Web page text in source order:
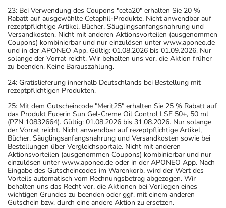
23: Bei Verwendung des Coupons "ceta20" erhalten Sie 20 %
Rabatt auf ausgewählte Cetaphil-Produkte. Nicht anwendbar auf
rezeptpflichtige Artikel, Bücher, Säuglingsanfangsnahrung und
Versandkosten. Nicht mit anderen Aktionsvorteilen (ausgenommen
Coupons) kombinierbar und nur einzulösen unter www.aponeo.de
und in der APONEO App. Gültig: 01.08.2026 bis 01.09.2026. Nur
solange der Vorrat reicht. Wir behalten uns vor, die Aktion früher
zu beenden. Keine Barauszahlung.
24: Gratislieferung innerhalb Deutschlands bei Bestellung mit
rezeptpflichtigen Produkten.
25: Mit dem Gutscheincode "Merit25" erhalten Sie 25 % Rabatt auf
das Produkt Eucerin Sun Gel-Creme Oil Control LSF 50+, 50 ml
(PZN 10832664). Gültig: 01.08.2026 bis 31.08.2026. Nur solange
der Vorrat reicht. Nicht anwendbar auf rezeptpflichtige Artikel,
Bücher, Säuglingsanfangsnahrung und Versandkosten sowie bei
Bestellungen über Vergleichsportale. Nicht mit anderen
Aktionsvorteilen (ausgenommen Coupons) kombinierbar und nur
einzulösen unter www.aponeo.de oder in der APONEO App. Nach
Eingabe des Gutscheincodes im Warenkorb, wird der Wert des
Vorteils automatisch vom Rechnungsbetrag abgezogen. Wir
behalten uns das Recht vor, die Aktionen bei Vorliegen eines
wichtigen Grundes zu beenden oder ggf. mit einem anderen
Gutschein bzw. durch eine andere Aktion zu ersetzen.